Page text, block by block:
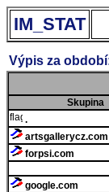
IM_STAT
Výpis za
Skupina
.
artsgallerycz.com
forpsi.com
google.com